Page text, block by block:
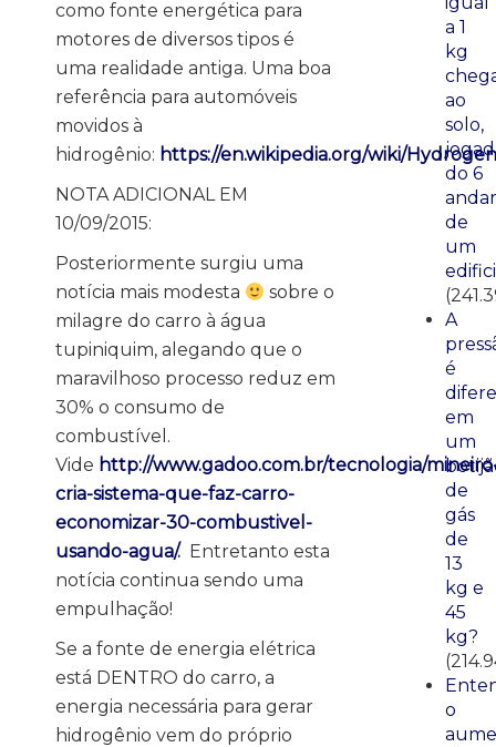
como fonte energética para
motores de diversos tipos é
uma realidade antiga. Uma boa
referência para automóveis
movidos à
hidrogênio: https://en.wikipedia.org/wiki/
NOTA ADICIONAL EM
10/09/2015:
Posteriormente surgiu uma
notícia mais modesta
sobre o
milagre do carro à água
tupiniquim, alegando que o
maravilhoso processo reduz em
30% o consumo de
combustível.
Vide http://www.gadoo.com.br/tecnologia/
cria-sistema-que-faz-carro-
economizar-30-combustivel-
usando-agua/. Entretanto esta
notícia continua sendo uma
empulhação!
Se a fonte de energia elétrica
está DENTRO do carro, a
energia necessária para gerar
hidrogênio vem do próprio
a 1
kg
ao
solo,
do 6
andar
de
um
A
é
em
um
de
gás
de
13
kg e
45
kg?
o